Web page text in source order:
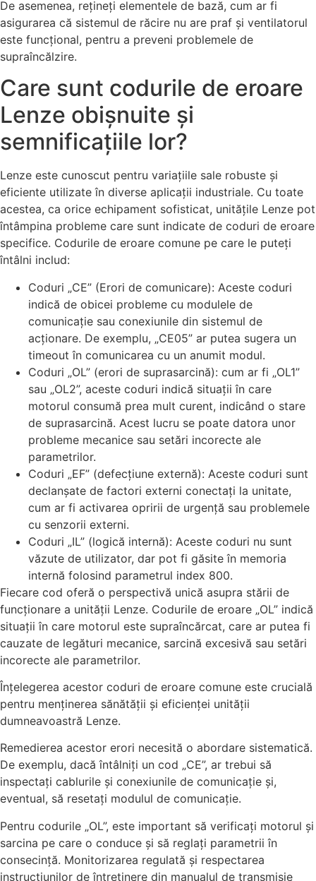
De asemenea, rețineți elementele de bază, cum ar fi
asigurarea că sistemul de răcire nu are praf și ventilatorul
este funcțional, pentru a preveni problemele de
supraîncălzire.
Care sunt codurile de eroare
Lenze obișnuite și
semnificațiile lor?
Lenze este cunoscut pentru variațiile sale robuste și
eficiente utilizate în diverse aplicații industriale. Cu toate
acestea, ca orice echipament sofisticat, unitățile Lenze pot
întâmpina probleme care sunt indicate de coduri de eroare
specifice. Codurile de eroare comune pe care le puteți
întâlni includ:
Coduri „CE” (Erori de comunicare): Aceste coduri
indică de obicei probleme cu modulele de
comunicație sau conexiunile din sistemul de
acționare. De exemplu, „CE05” ar putea sugera un
timeout în comunicarea cu un anumit modul.
Coduri „OL” (erori de suprasarcină): cum ar fi „OL1”
sau „OL2”, aceste coduri indică situații în care
motorul consumă prea mult curent, indicând o stare
de suprasarcină. Acest lucru se poate datora unor
probleme mecanice sau setări incorecte ale
parametrilor.
Coduri „EF” (defecțiune externă): Aceste coduri sunt
declanșate de factori externi conectați la unitate,
cum ar fi activarea opririi de urgență sau problemele
cu senzorii externi.
Coduri „IL” (logică internă): Aceste coduri nu sunt
văzute de utilizator, dar pot fi găsite în memoria
internă folosind parametrul index 800.
Fiecare cod oferă o perspectivă unică asupra stării de
funcționare a unității Lenze. Codurile de eroare „OL” indică
situații în care motorul este supraîncărcat, care ar putea fi
cauzate de legături mecanice, sarcină excesivă sau setări
incorecte ale parametrilor.
Înțelegerea acestor coduri de eroare comune este crucială
pentru menținerea sănătății și eficienței unității
dumneavoastră Lenze.
Remedierea acestor erori necesită o abordare sistematică.
De exemplu, dacă întâlniți un cod „CE”, ar trebui să
inspectați cablurile și conexiunile de comunicație și,
eventual, să resetați modulul de comunicație.
Pentru codurile „OL”, este important să verificați motorul și
sarcina pe care o conduce și să reglați parametrii în
consecință. Monitorizarea regulată și respectarea
instrucțiunilor de întreținere din manualul de transmisie